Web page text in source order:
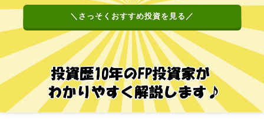
＼さっそくおすすめ投資を見る／